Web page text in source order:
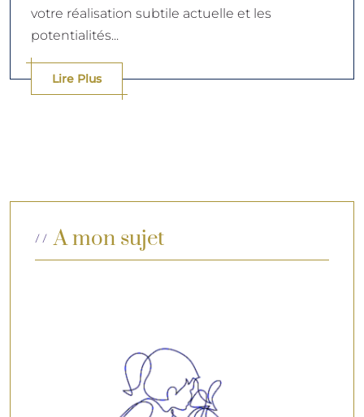
votre réalisation subtile actuelle et les
potentialités...
Lire Plus
A mon sujet